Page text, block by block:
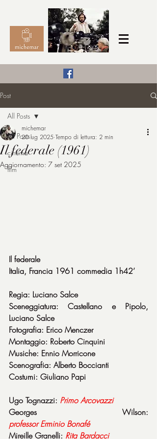
michemar
Post
All Posts
cinema
film
All Posts
Il federale (1961)
michemar
20 lug 2025 Tempo di lettura: 2 min
Aggiornamento: 7 set 2025
Il federale
Italia, Francia 1961 commedia 1h42’
Regia: Luciano Salce
Sceneggiatura: Castellano e Pipolo,
Luciano Salce
Fotografia: Erico Menczer
Montaggio: Roberto Cinquini
Musiche: Ennio Morricone
Scenografia: Alberto Boccianti
Costumi: Giuliano Papi
Ugo Tognazzi: Primo Arcovazzi
professor Erminio Bonafé
Mireille Granelli: Rita Bardacci